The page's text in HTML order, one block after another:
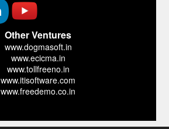
Other Ventures
www.dogmasoft.in
www.ecicma.in
www.tollfreeno.in
www.itisoftware.com
www.freedemo.co.in